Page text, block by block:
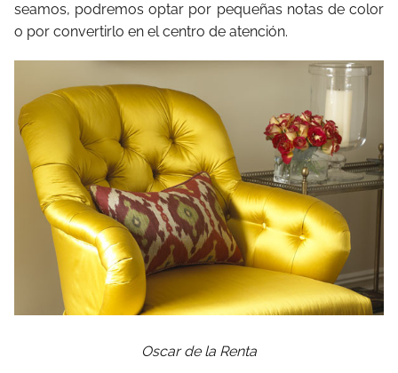
seamos, podremos optar por pequeñas notas de color
o por convertirlo en el centro de atención.
Oscar de la Renta